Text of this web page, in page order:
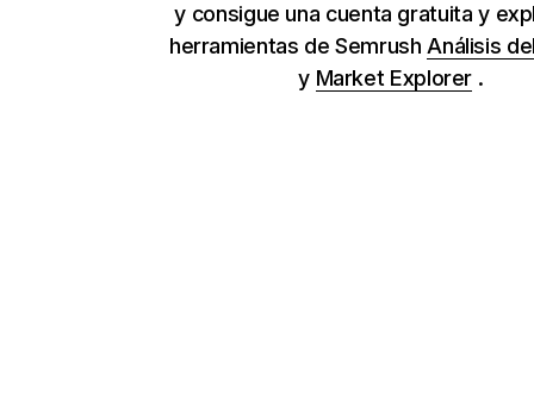
y consigue una cuenta gratuita y
herramientas de Semrush Análisis
y Market Explorer .